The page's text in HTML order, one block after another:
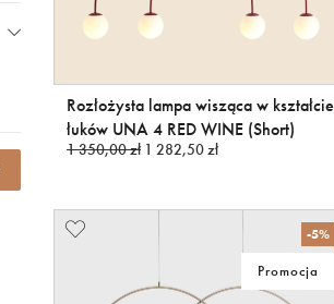
Rozłożysta lampa wisząca w kształcie
łuków UNA 4 RED WINE (Short)
1 350,00 zł 1 282,50 zł
-5%
Promocja